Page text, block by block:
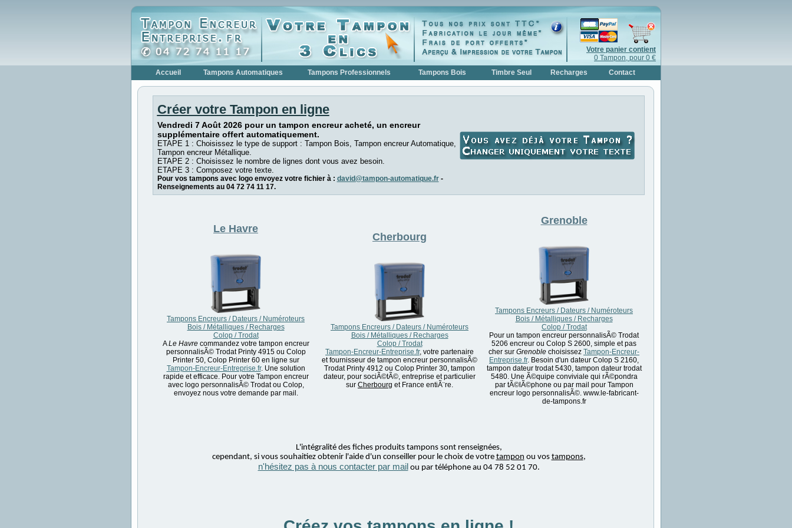
Votre panier contient
0 Tampon, pour 0 €
Accueil
Tampons Automatiques Tampons Professionnels Tampons Bois Timbre Seul Recharges Contact
Créer votre Tampon en ligne
Vendredi 7 Août 2026 pour un tampon encreur acheté, un encreur
supplémentaire offert automatiquement.
ETAPE 1 : Choisissez le type de support : Tampon Bois, Tampon encreur Automatique,
Tampon encreur Métallique.
ETAPE 2 : Choisissez le nombre de lignes dont vous avez besoin.
ETAPE 3 : Composez votre texte.
Pour vos tampons avec logo envoyez votre fichier à : david@tampon-automatique.fr-
Renseignements au 04 72 74 11 17.
Le Havre
Tampons Encreurs / Dateurs / Numéroteurs
Bois / Métalliques / Recharges
Colop / Trodat
ALe Havrecommandez votre tampon encreur
personnalisÃ© Trodat Printy 4915 ou Colop
Printer 50, Colop Printer 60 en ligne sur
Tampon-Encreur-Entreprise.fr. Une solution
rapide et efficace. Pour votre Tampon encreur
avec logo personnalisÃ© Trodat ou Colop,
envoyez nous votre demande par mail.
Cherbourg
Tampons Encreurs / Dateurs / Numéroteurs
Bois / Métalliques / Recharges
Colop / Trodat
Tampon-Encreur-Entreprise.fr, votre partenaire
et fournisseur de tampon encreur personnalisÃ©
Trodat Printy 4912 ou Colop Printer 30, tampon
dateur, pour sociÃ©tÃ©, entreprise et particulier
sur Cherbourg et France entiÃ¨re.
Grenoble
Tampons Encreurs / Dateurs / Numéroteurs
Bois / Métalliques / Recharges
Colop / Trodat
Pour un tampon encreur personnalisÃ© Trodat
5206 encreur ou Colop S 2600, simple et pas
cher sur Grenoble choisissez Tampon-Encreur-
Entreprise.fr. Besoin d'un dateur Colop S 2160,
tampon dateur trodat 5430, tampon dateur trodat
5480. Une Ã©quipe conviviale qui rÃ©pondra
par tÃ©lÃ©phone ou par mail pour Tampon
encreur logo personnalisÃ©. www.le-fabricant-
de-tampons.fr
L'intégralité des fiches produits tampons sont renseignées,
cependant, si vous souhaitiez obtenir l'aide d'un conseiller pour le choix de votre tampon ou vos tampons,
n'hésitez pas à nous contacter par mailou par téléphone au 04 78 52 01 70.